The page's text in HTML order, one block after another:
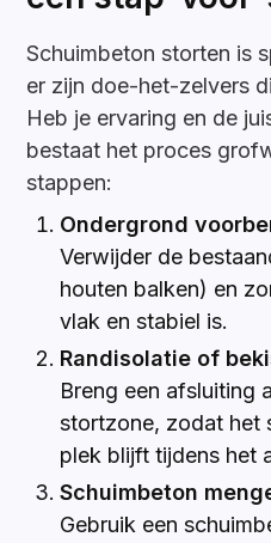
Schuimbeton storten is
er zijn doe-het-zelvers
Heb je ervaring en de
bestaat het proces
stappen:
Ondergrond
Verwijder de
houten balken) en
vlak en stabiel is.
Randisolatie of
Breng een afsluiting
stortzone, zodat het
plek blijft tijdens het
Schuimbeton
Gebruik een